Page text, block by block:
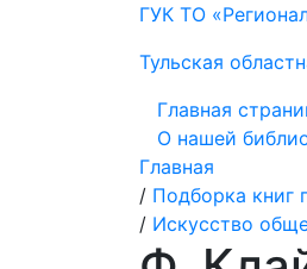
ГУК ТО
Тульская
Главная
О нашей
Главная
/ Подборка книг
/ Искусство